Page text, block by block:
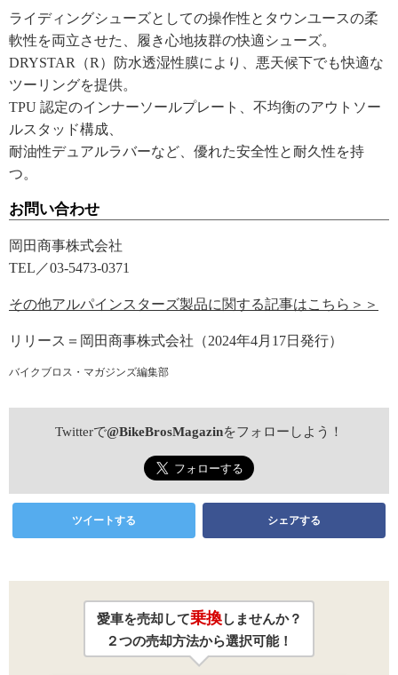
ライディングシューズとしての操作性とタウンユースの柔
軟性を両立させた、履き心地抜群の快適シューズ。
DRYSTAR（R）防水透湿性膜により、悪天候下でも快適な
ツーリングを提供。
TPU 認定のインナーソールプレート、不均衡のアウトソー
ルスタッド構成、
耐油性デュアルラバーなど、優れた安全性と耐久性を持
つ。
お問い合わせ
岡田商事株式会社
TEL／03-5473-0371
その他アルパインスターズ製品に関する記事はこちら＞＞
リリース＝岡田商事株式会社（2024年4月17日発行）
バイクブロス・マガジンズ編集部
Twitterで@BikeBrosMagazinをフォローしよう！
ツイートする シェアする
愛車を売却して乗換しませんか？
２つの売却方法から選択可能！